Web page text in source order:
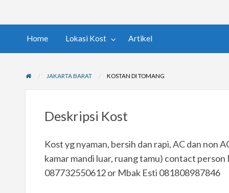
Home Lokasi Kost Artikel
JAKARTA BARAT KOSTAN DI TOMANG
Deskripsi Kost
Kost yg nyaman, bersih dan rapi, AC dan non
kamar mandi luar, ruang tamu) contact
087732550612 or Mbak Esti 081808987846